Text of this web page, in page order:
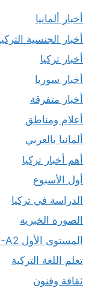
أخبار ألمانيا
أخبار الجنسية
أخبار تركيا
أخبار سوريا
أخبار متفرقة
أعلام ومناطق
ألمانيا بالعربي
أهم أخبار تركيا
أول الأسبوع
الدراسة في تركيا
الصورة الخبرية
المستوى الأول A1-A2
تعلم اللغة التركية
ثقافة وفنون